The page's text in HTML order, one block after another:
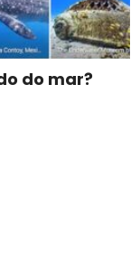
do mar?